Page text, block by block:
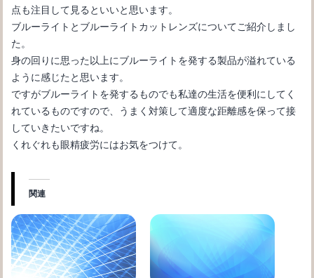
点も注目して見るといいと思います。
ブルーライトとブルーライトカットレンズについてご紹介しまし
た。
身の回りに思った以上にブルーライトを発する製品が溢れている
ように感じたと思います。
ですがブルーライトを発するものでも私達の生活を便利にしてく
れているものですので、うまく対策して適度な距離感を保って接
していきたいですね。
くれぐれも眼精疲労にはお気をつけて。
関連